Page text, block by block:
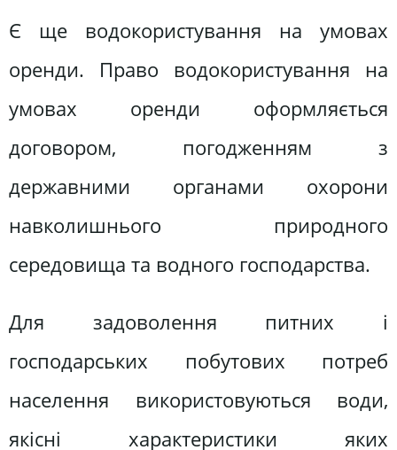
Є ще водокористування на умовах
оренди. Право водокористування на
умовах оренди оформляється
договором, погодженням з
державними органами охорони
навколишнього природного
середовища та водного господарства.
Для задоволення питних і
господарських побутових потреб
населення використовуються води,
якісні характеристики яких